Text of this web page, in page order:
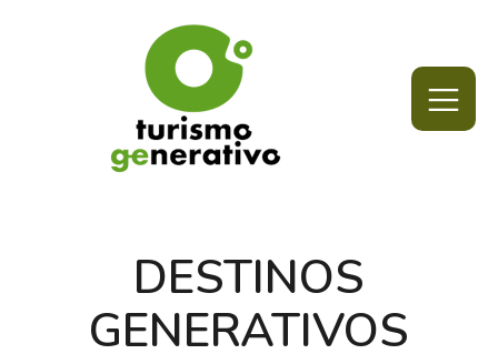
DESTINOS
GENERATIVOS